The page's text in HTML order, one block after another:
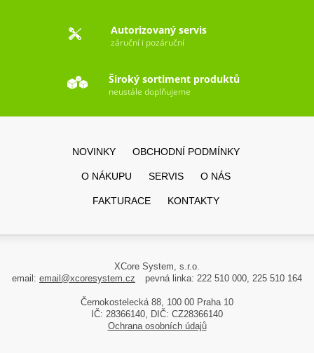
Autorizovaný servis
záruční i pozáruční
Široký sortiment produktů
neustále doplňujeme
NOVINKY OBCHODNÍ PODMÍNKY
O NÁKUPU SERVIS O NÁS
FAKTURACE KONTAKTY
XCore System, s.r.o.
email: email@xcoresystem.cz pevná linka: 222 510 000, 225 510 164
Černokostelecká 88, 100 00 Praha 10
IČ: 28366140, DIČ: CZ28366140
Ochrana osobních údajů